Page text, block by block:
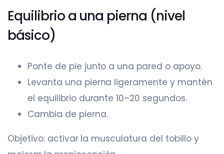
Equilibrio a una pierna (nivel
básico)
Ponte de pie junto a una pared o apoyo.
Levanta una pierna ligeramente y mantén
el equilibrio durante 10–20 segundos.
Cambia de pierna.
Objetivo: activar la musculatura del tobillo y